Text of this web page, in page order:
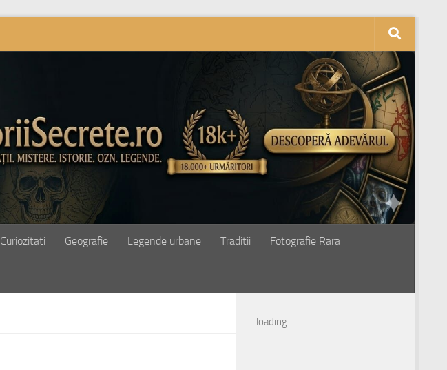
Curiozitati Geografie Legende urbane Traditii Fotografie Rara
loading...